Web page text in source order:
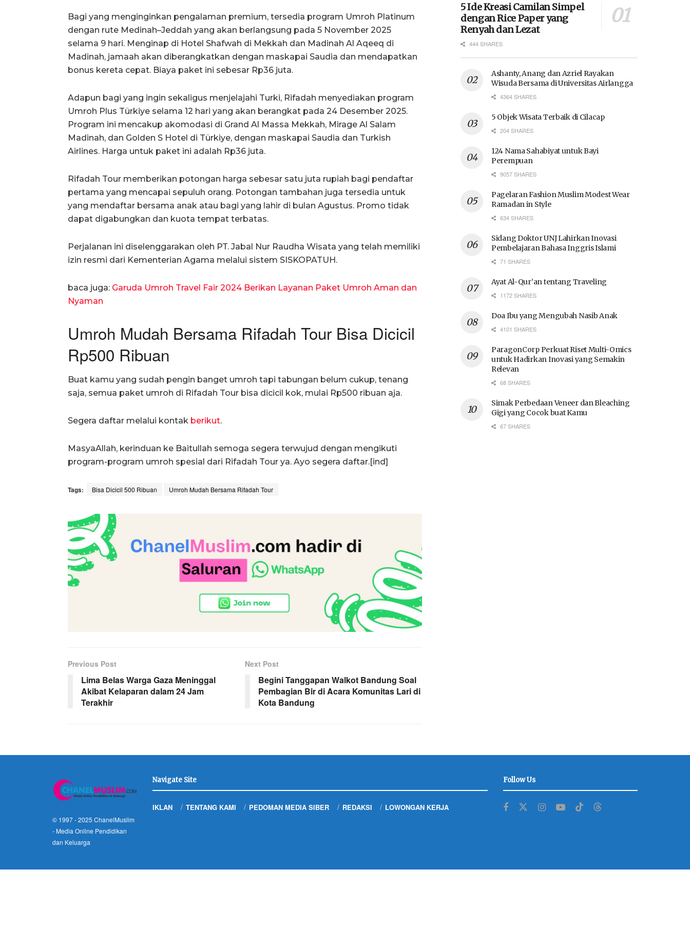
Bagi yang menginginkan pengalaman premium, tersedia program Umroh Platinum
dengan rute Medinah–Jeddah yang akan berlangsung pada 5 November 2025
selama 9 hari. Menginap di Hotel Shafwah di Mekkah dan Madinah Al Aqeeq di
Madinah, jamaah akan diberangkatkan dengan maskapai Saudia dan mendapatkan
bonus kereta cepat. Biaya paket ini sebesar Rp36 juta.
Adapun bagi yang ingin sekaligus menjelajahi Turki, Rifadah menyediakan program
Umroh Plus Türkiye selama 12 hari yang akan berangkat pada 24 Desember 2025.
Program ini mencakup akomodasi di Grand Al Massa Mekkah, Mirage Al Salam
Madinah, dan Golden S Hotel di Türkiye, dengan maskapai Saudia dan Turkish
Airlines. Harga untuk paket ini adalah Rp36 juta.
Rifadah Tour memberikan potongan harga sebesar satu juta rupiah bagi pendaftar
pertama yang mencapai sepuluh orang. Potongan tambahan juga tersedia untuk
yang mendaftar bersama anak atau bagi yang lahir di bulan Agustus. Promo tidak
dapat digabungkan dan kuota tempat terbatas.
Perjalanan ini diselenggarakan oleh PT. Jabal Nur Raudha Wisata yang telah memiliki
izin resmi dari Kementerian Agama melalui sistem SISKOPATUH.
baca juga: Garuda Umroh Travel Fair 2024 Berikan Layanan Paket Umroh Aman dan
Nyaman
Umroh Mudah Bersama Rifadah Tour Bisa Dicicil
Rp500 Ribuan
Buat kamu yang sudah pengin banget umroh tapi tabungan belum cukup, tenang
saja, semua paket umroh di Rifadah Tour bisa dicicil kok, mulai Rp500 ribuan aja.
Segera daftar melalui kontak berikut.
MasyaAllah, kerinduan ke Baitullah semoga segera terwujud dengan mengikuti
program-program umroh spesial dari Rifadah Tour ya. Ayo segera daftar.[ind]
Tags: Bisa Dicicil 500 Ribuan Umroh Mudah Bersama Rifadah Tour
Previous Post
Lima Belas Warga Gaza Meninggal
Akibat Kelaparan dalam 24 Jam
Terakhir
Next Post
Begini Tanggapan Walkot Bandung Soal
Pembagian Bir di Acara Komunitas Lari di
Kota Bandung
5 Ide Kreasi Camilan Simpel
dengan Rice Paper yang
Renyah dan Lezat
444 SHARES
Ashanty, Anang dan Azriel Rayakan
Wisuda Bersama di Universitas Airlangga
4364 SHARES
5 Objek Wisata Terbaik di Cilacap
204 SHARES
124 Nama Sahabiyat untuk Bayi
Perempuan
9057 SHARES
Pagelaran Fashion Muslim Modest Wear
Ramadan in Style
634 SHARES
Sidang Doktor UNJ Lahirkan Inovasi
Pembelajaran Bahasa Inggris Islami
71 SHARES
Ayat Al-Qur’an tentang Traveling
1172 SHARES
Doa Ibu yang Mengubah Nasib Anak
4101 SHARES
ParagonCorp Perkuat Riset Multi-Omics
untuk Hadirkan Inovasi yang Semakin
Relevan
68 SHARES
Simak Perbedaan Veneer dan Bleaching
Gigi yang Cocok buat Kamu
67 SHARES
© 1997 - 2025 ChanelMuslim
- Media Online Pendidikan
dan Keluarga
Navigate Site
IKLAN TENTANG KAMI PEDOMAN MEDIA SIBER REDAKSI LOWONGAN KERJA
Follow Us